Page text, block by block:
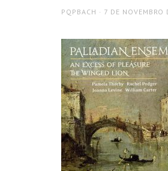
AUTHOR
PQPBACH
POSTED
7 DE NOVEMBRO